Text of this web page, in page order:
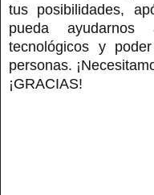
tus posibilidades,
pueda
tecnológicos y
personas.
¡GRACIAS!